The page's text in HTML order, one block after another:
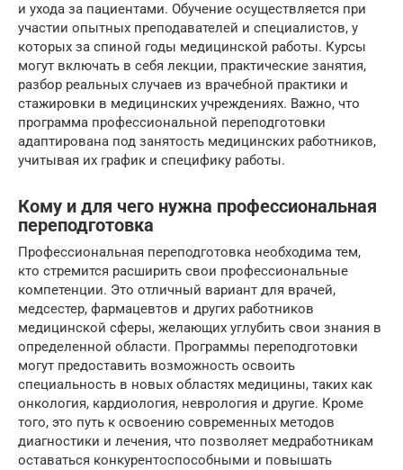
и ухода за пациентами. Обучение осуществляется при
участии опытных преподавателей и специалистов, у
которых за спиной годы медицинской работы. Курсы
могут включать в себя лекции, практические занятия,
разбор реальных случаев из врачебной практики и
стажировки в медицинских учреждениях. Важно, что
программа профессиональной переподготовки
адаптирована под занятость медицинских работников,
учитывая их график и специфику работы.
Кому и для чего нужна профессиональная
переподготовка
Профессиональная переподготовка необходима тем,
кто стремится расширить свои профессиональные
компетенции. Это отличный вариант для врачей,
медсестер, фармацевтов и других работников
медицинской сферы, желающих углубить свои знания в
определенной области. Программы переподготовки
могут предоставить возможность освоить
специальность в новых областях медицины, таких как
онкология, кардиология, неврология и другие. Кроме
того, это путь к освоению современных методов
диагностики и лечения, что позволяет медработникам
оставаться конкурентоспособными и повышать